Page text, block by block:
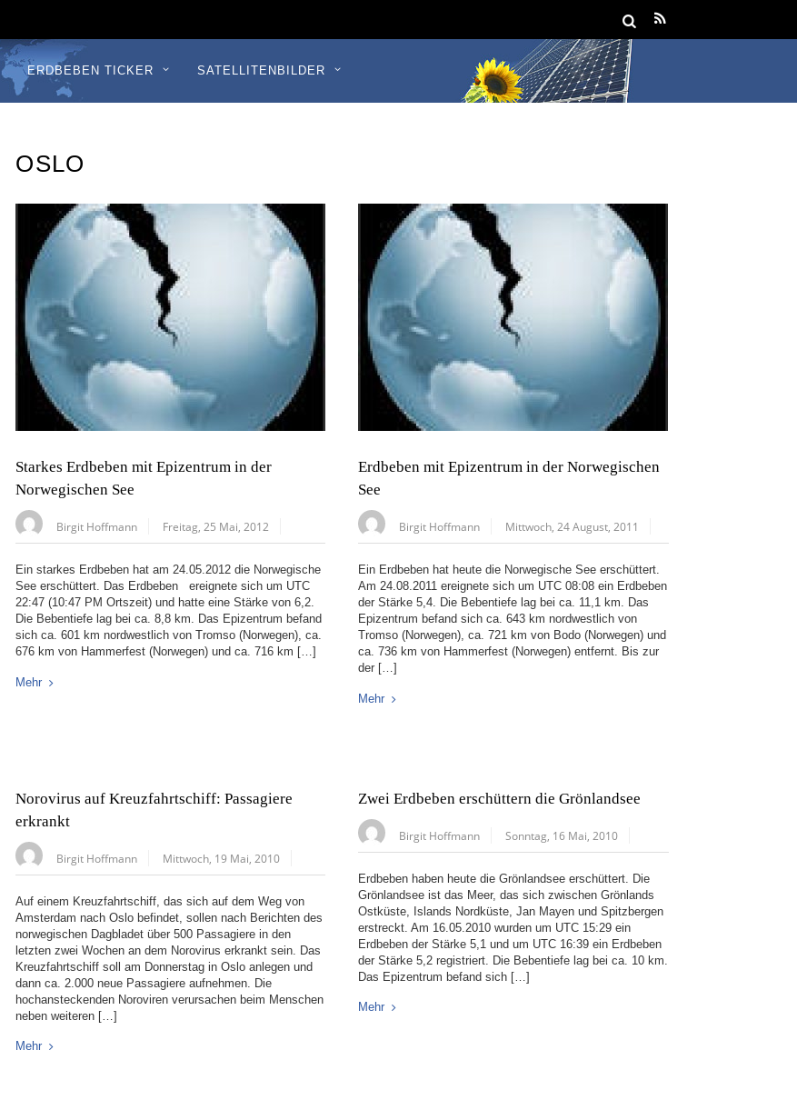
ERDBEBEN TICKER SATELLITENBILDER
OSLO
Starkes Erdbeben mit Epizentrum in der
Norwegischen See
Birgit Hoffmann Freitag, 25 Mai, 2012
Ein starkes Erdbeben hat am 24.05.2012 die Norwegische
See erschüttert. Das Erdbeben ereignete sich um UTC
22:47 (10:47 PM Ortszeit) und hatte eine Stärke von 6,2.
Die Bebentiefe lag bei ca. 8,8 km. Das Epizentrum befand
sich ca. 601 km nordwestlich von Tromso (Norwegen), ca.
676 km von Hammerfest (Norwegen) und ca. 716 km […]
Mehr
Erdbeben mit Epizentrum in der Norwegischen
See
Birgit Hoffmann Mittwoch, 24 August, 2011
Ein Erdbeben hat heute die Norwegische See erschüttert.
Am 24.08.2011 ereignete sich um UTC 08:08 ein Erdbeben
der Stärke 5,4. Die Bebentiefe lag bei ca. 11,1 km. Das
Epizentrum befand sich ca. 643 km nordwestlich von
Tromso (Norwegen), ca. 721 km von Bodo (Norwegen) und
ca. 736 km von Hammerfest (Norwegen) entfernt. Bis zur
der […]
Mehr
Norovirus auf Kreuzfahrtschiff: Passagiere
erkrankt
Birgit Hoffmann Mittwoch, 19 Mai, 2010
Auf einem Kreuzfahrtschiff, das sich auf dem Weg von
Amsterdam nach Oslo befindet, sollen nach Berichten des
norwegischen Dagbladet über 500 Passagiere in den
letzten zwei Wochen an dem Norovirus erkrankt sein. Das
Kreuzfahrtschiff soll am Donnerstag in Oslo anlegen und
dann ca. 2.000 neue Passagiere aufnehmen. Die
hochansteckenden Noroviren verursachen beim Menschen
neben weiteren […]
Mehr
Zwei Erdbeben erschüttern die Grönlandsee
Birgit Hoffmann Sonntag, 16 Mai, 2010
Erdbeben haben heute die Grönlandsee erschüttert. Die
Grönlandsee ist das Meer, das sich zwischen Grönlands
Ostküste, Islands Nordküste, Jan Mayen und Spitzbergen
erstreckt. Am 16.05.2010 wurden um UTC 15:29 ein
Erdbeben der Stärke 5,1 und um UTC 16:39 ein Erdbeben
der Stärke 5,2 registriert. Die Bebentiefe lag bei ca. 10 km.
Das Epizentrum befand sich […]
Mehr